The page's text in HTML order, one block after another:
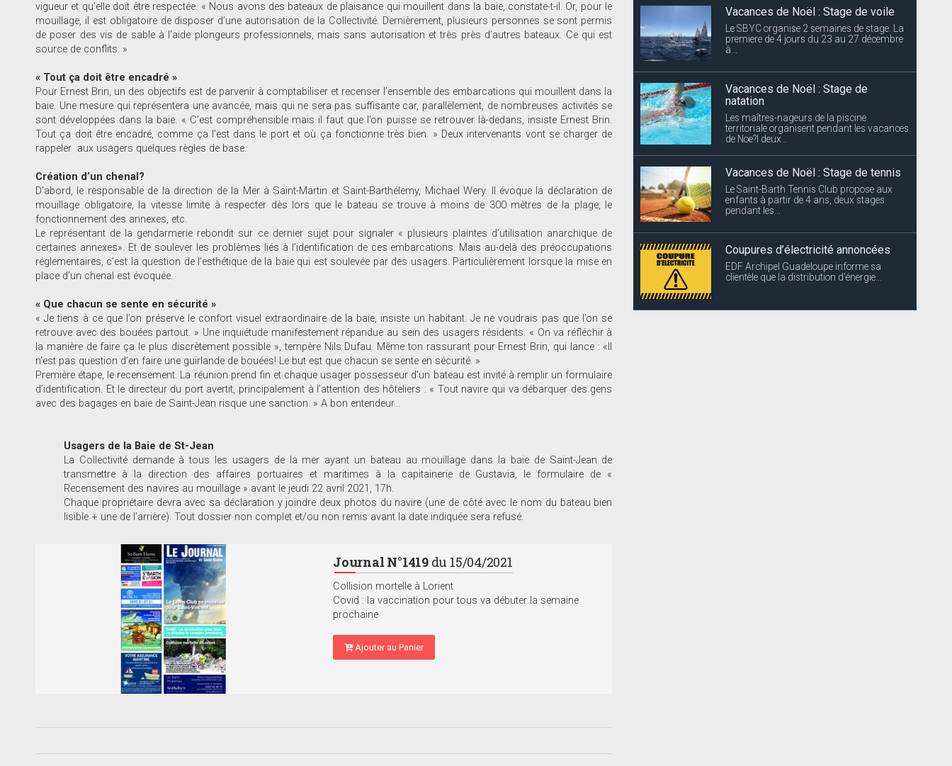
vigueur et qu’elle doit être respectée. « Nous avons des bateaux de plaisance qui mouillent dans la baie, constate-t-il. Or, pour le
mouillage, il est obligatoire de disposer d’une autorisation de la Collectivité. Dernièrement, plusieurs personnes se sont permis
de poser des vis de sable à l’aide plongeurs professionnels, mais sans autorisation et très près d’autres bateaux. Ce qui est
source de conflits. »
« Tout ça doit être encadré »
Pour Ernest Brin, un des objectifs est de parvenir à comptabiliser et recenser l’ensemble des embarcations qui mouillent dans la
baie. Une mesure qui représentera une avancée, mais qui ne sera pas suffisante car, parallèlement, de nombreuses activités se
sont développées dans la baie. « C’est compréhensible mais il faut que l’on puisse se retrouver là-dedans, insiste Ernest Brin.
Tout ça doit être encadré, comme ça l’est dans le port et où ça fonctionne très bien. » Deux intervenants vont se charger de
rappeler aux usagers quelques règles de base.
Création d’un chenal?
D’abord, le responsable de la direction de la Mer à Saint-Martin et Saint-Barthélemy, Michael Wery. Il évoque la déclaration de
mouillage obligatoire, la vitesse limite à respecter dès lors que le bateau se trouve à moins de 300 mètres de la plage, le
fonctionnement des annexes, etc.
Le représentant de la gendarmerie rebondit sur ce dernier sujet pour signaler « plusieurs plaintes d’utilisation anarchique de
certaines annexes». Et de soulever les problèmes liés à l’identification de ces embarcations. Mais au-delà des préoccupations
réglementaires, c’est la question de l’esthétique de la baie qui est soulevée par des usagers. Particulièrement lorsque la mise en
place d’un chenal est évoquée.
« Que chacun se sente en sécurité »
« Je tiens à ce que l’on préserve le confort visuel extraordinaire de la baie, insiste un habitant. Je ne voudrais pas que l’on se
retrouve avec des bouées partout. » Une inquiétude manifestement répandue au sein des usagers résidents. « On va réfléchir à
la manière de faire ça le plus discrètement possible », tempère Nils Dufau. Même ton rassurant pour Ernest Brin, qui lance : «Il
n’est pas question d’en faire une guirlande de bouées! Le but est que chacun se sente en sécurité. »
Première étape, le recensement. La réunion prend fin et chaque usager possesseur d’un bateau est invité à remplir un formulaire
d’identification. Et le directeur du port avertit, principalement à l’attention des hôteliers : « Tout navire qui va débarquer des gens
avec des bagages en baie de Saint-Jean risque une sanction. » A bon entendeur...
Usagers de la Baie de St-Jean
La Collectivité demande à tous les usagers de la mer ayant un bateau au mouillage dans la baie de Saint-Jean de
transmettre à la direction des affaires portuaires et maritimes à la capitainerie de Gustavia, le formulaire de «
Recensement des navires au mouillage » avant le jeudi 22 avril 2021, 17h.
Chaque propriétaire devra avec sa déclaration y joindre deux photos du navire (une de côté avec le nom du bateau bien
lisible + une de l’arrière). Tout dossier non complet et/ou non remis avant la date indiquée sera refusé.
Journal N°1419du 15/04/2021
Collision mortelle à Lorient
Covid : la vaccination pour tous va débuter la semaine
prochaine
Ajouter au Panier
Vacances de Noël : Stage de voile
Le SBYC organise 2 semaines de stage. La
premiere de 4 jours du 23 au 27 décembre
à...
Vacances de Noël : Stage de
natation
Les maîtres-nageurs de la piscine
territoriale organisent pendant les vacances
de Noe?l deux...
Vacances de Noël : Stage de tennis
Le Saint-Barth Tennis Club propose aux
enfants à partir de 4 ans, deux stages
pendant les...
Coupures d’électricité annoncées
EDF Archipel Guadeloupe informe sa
clientèle que la distribution d’énergie...